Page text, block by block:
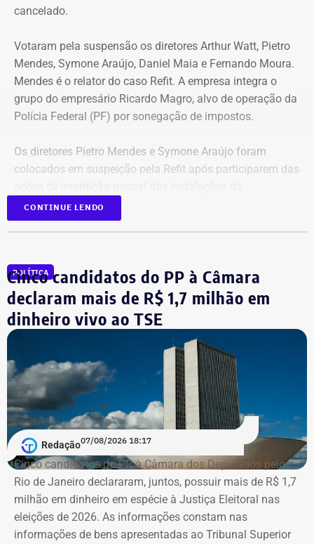
espécie.
Reprodução/Internet
cancelado.
Votaram pela suspensão os diretores Arthur Watt, Pietro
Mendes, Symone Araújo, Daniel Maia e Fernando Moura.
Mendes é o relator do caso Refit. A empresa integra o
grupo do empresário Ricardo Magro, alvo de operação da
Polícia Federal (PF) por sonegação de impostos.
Os diretores Pietro Mendes e Symone Araújo foram
colocados em suspeição pela Refit após participarem das
companhia em setembro de 2025.
liminar, porém, o Superior Tribunal de Justiça (STJ)
garantiu a participação dos dois diretores na votação até
que o mérito da questão seja analisado pela Corte.
Segundo as investigações, a refinaria importava
combustível quase pronto, mas fingia que o material era
matéria-prima e simulava uma operação de refino na sua
unidade fantasma de Manguinhos.
A Polícia Federal indica que a operação era feita de
fachada para não pagar o ICMS na chegada do
combustível ao país. Com a Refit postergava de
pagamentos de impostos, a empresa só deveria pagar o
tributo no momento da venda para o consumidor final,
algo que nunca foi feito, de acordo com a investigação.
CONTINUE LENDO
POLÍTICA
Cinco candidatos do PP à Câmara
declaram mais de R$ 1,7 milhão em
dinheiro vivo ao TSE
Redação07/08/2026 18:17
Cinco candidatos do PP à Câmara dos Deputados pelo
Rio de Janeiro declararam, juntos, possuir mais de R$ 1,7
milhão em dinheiro em espécie à Justiça Eleitoral nas
eleições de 2026. As informações constam nas
informações de bens apresentadas ao Tribunal Superior